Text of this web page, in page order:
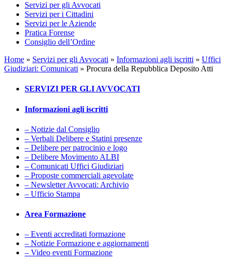
Servizi per gli Avvocati
Servizi per i Cittadini
Servizi per le Aziende
Pratica Forense
Consiglio dell’Ordine
Home » Servizi per gli Avvocati » Informazioni agli iscritti » Uffici
Giudiziari: Comunicati » Procura della Repubblica Deposito Atti
SERVIZI PER GLI AVVOCATI
Informazioni agli iscritti
– Notizie dal Consiglio
– Verbali Delibere e Statini presenze
– Delibere per patrocinio e logo
– Delibere Movimento ALBI
– Comunicati Uffici Giudiziari
– Proposte commerciali agevolate
– Newsletter Avvocati: Archivio
– Ufficio Stampa
Area Formazione
– Eventi accreditati formazione
– Notizie Formazione e aggiornamenti
– Video eventi Formazione